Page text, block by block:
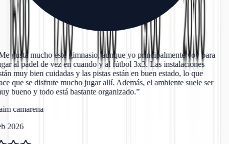
gusta mucho este gimnasio, aunque yo principalmente voy para
al pádel de vez en cuando y al fútbol 3x3. Las instalaciones
muy bien cuidadas y las pistas están en buen estado, lo que
que se disfrute mucho jugar allí. Además, el ambiente suele ser
bueno y todo está bastante organizado.”
camarena
2026